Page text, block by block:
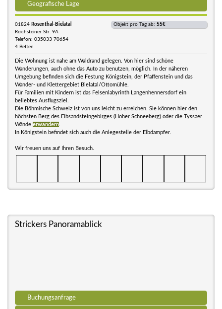
Geografische Lage
01824 Rosenthal-Bielatal
Reichsteiner Str. 9A
Telefon: 035033 70654
4 Betten
Objekt pro Tag ab: 55€
Die Wohnung ist nahe am Waldrand gelegen. Von hier sind schöne
Wanderungen, auch ohne das Auto zu benutzen, möglich. In der näheren
Umgebung befinden sich die Festung Königstein, der Pfaffenstein und das
Wander- und Klettergebiet Bielatal/Ottomühle.
Für Familien mit Kindern ist das Felsenlabyrinth Langenhennersdorf ein
beliebtes Ausflugsziel.
Die Böhmische Schweiz ist von uns leicht zu erreichen. Sie können hier den
höchsten Berg des Elbsandsteingebirges (Hoher Schneeberg) oder die Tyssaer
Wände erwandern
In Königstein befindet sich auch die Anlegestelle der Elbdampfer.
Wir freuen uns auf Ihren Besuch.
Strickers Panoramablick
Buchungsanfrage